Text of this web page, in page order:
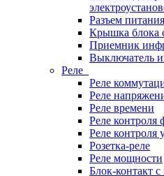
Разъем питания
Крышка блока
Приемник
Выключатель
Реле
Реле
Реле
Реле времени
Реле контроля
Реле контроля
Розетка-реле
Реле мощности
Блок-контакт